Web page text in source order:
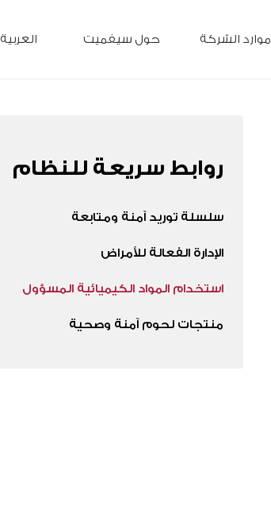
موارد الشركة حول سيفميت العربية
روابط سريعة للنظام
سلسلة توريد آمنة ومتابعة
الإدارة الفعالة للأمراض
استخدام المواد الكيميائية المسؤول
منتجات لحوم آمنة وصحية